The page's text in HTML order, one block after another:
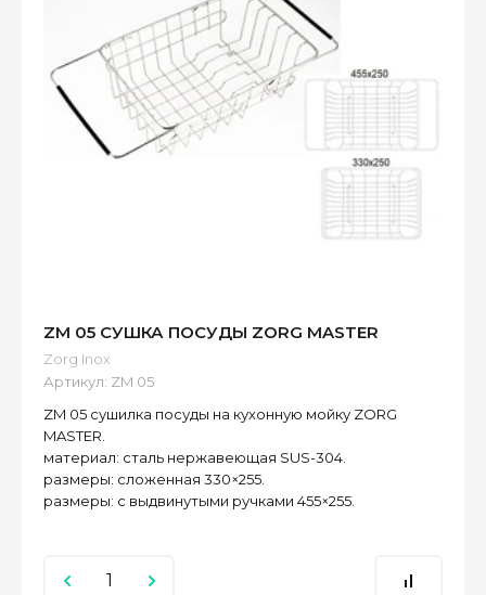
ZM 05 СУШКА ПОСУДЫ ZORG MASTER
Zorg Inox
Артикул: ZM 05
ZM 05 сушилка посуды на кухонную мойку ZORG
MASTER.
материал: сталь нержавеющая SUS-304.
размеры: сложенная 330×255.
размеры: с выдвинутыми ручками 455×255.